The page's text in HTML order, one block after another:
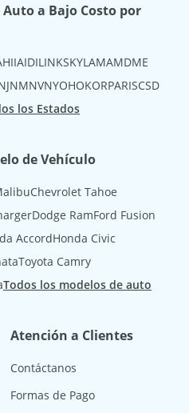
a Bajo Costo por
HIIAIDIL INKSKYLAMAMDME
NMNVNYOHOKORPARISCSD
los Estados
de Vehículo
Chevrolet Tahoe
Dodge RamFord Fusion
AccordHonda Civic
Toyota Camry
Todos los modelos de auto
Atención a Clientes
Contáctanos
Formas de Pago